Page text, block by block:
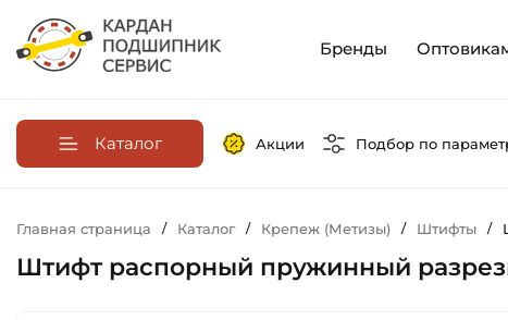
Бренды
Каталог Акции Подбор по
Главная страница / Каталог / Крепеж (Метизы) / Штифты /
Штифт распорный пружинный